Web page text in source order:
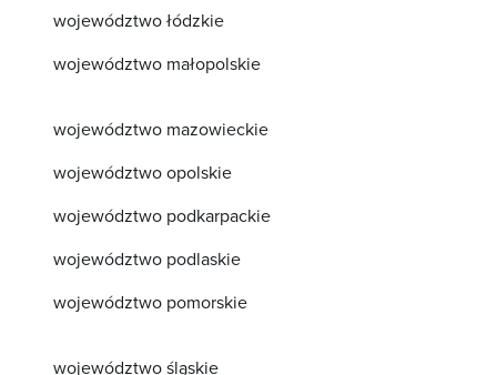
województwo łódzkie
województwo małopolskie
województwo mazowieckie
województwo opolskie
województwo podkarpackie
województwo podlaskie
województwo pomorskie
województwo śląskie